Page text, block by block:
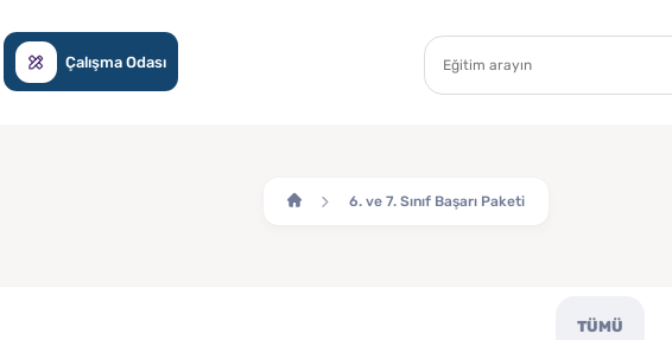
Çalışma Odası
6. ve 7. Sınıf Başarı Paketi
TÜMÜ